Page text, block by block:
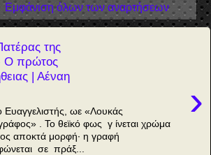
Εμφάνιση όλων των αναρτήσεων
της
Ο πρώτος
| Αέναη
›
Ευαγγελιστής, ωε «Λουκάς
. Το θεϊκό φως γ ίνεται χρώμα
αποκτά μορφή∙ η γραφή
σε πράξ...